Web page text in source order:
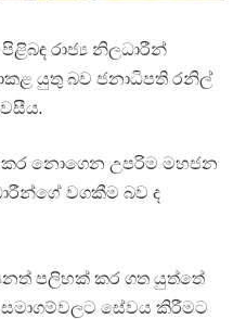
රාජ්‍ය නිලධාරීන්
යුතු බව ජනාධිපති රනිල්
කර නොගෙන උපරිම මහජන
වගකීම බව ද
පලිහක් කර ගත යුත්තේ
සේවය කිරීමට